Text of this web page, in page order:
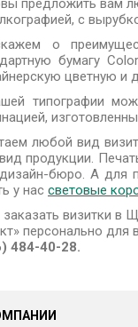
предложить вам
с
о
бумагу
цветную и
типографии
любой вид
продукции.
бюро. А для
у нас световые
визитки в
персонально
484-40-28.